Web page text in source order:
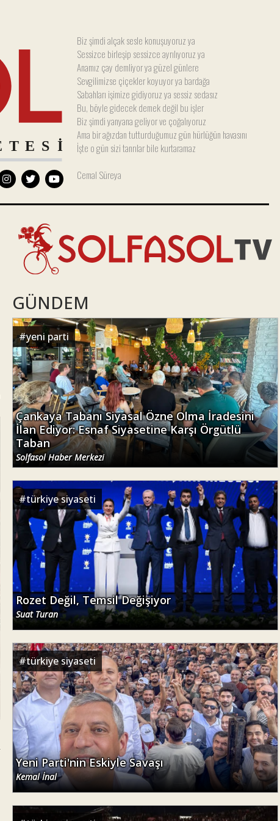
Biz şimdi alçak sesle konuşuyoruz ya
Sessizce birleşip sessizce ayrılıyoruz ya
Anamız çay demliyor ya güzel günlere
Sevgilimizse çiçekler koyuyor ya bardağa
Sabahları işimize gidiyoruz ya sessiz sedasız
Bu, böyle gidecek demek değil bu işler
Biz şimdi yanyana geliyor ve çoğalıyoruz
Ama bir ağızdan tutturduğumuz gün hürlüğün havasını
İşte o gün sizi tanrılar bile kurtaramaz
Cemal Süreya
GÜNDEM
#yeni parti
Çankaya Tabanı Siyasal Özne Olma İradesini
İlan Ediyor: Esnaf Siyasetine Karşı Örgütlü
Taban
Solfasol Haber Merkezi
#türkiye siyaseti
Rozet Değil, Temsil Değişiyor
Suat Turan
#türkiye siyaseti
Yeni Parti'nin Eskiyle Savaşı
Kemal İnal